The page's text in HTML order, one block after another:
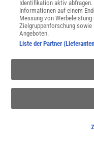
Für Sie im
Identifikation aktiv
Informationen auf einem
Messung von
Zielgruppenforschung sowie
Angeboten.
Liste der Partner